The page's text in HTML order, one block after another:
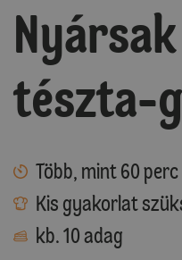
tészta-
Több, mint 60 perc
Kis gyakorlat
kb. 10 adag